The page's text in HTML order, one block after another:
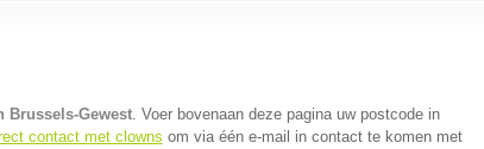
Brussels-Gewest. Voer bovenaan deze pagina uw postcode in
contact met clowns om via één e-mail in contact te komen met